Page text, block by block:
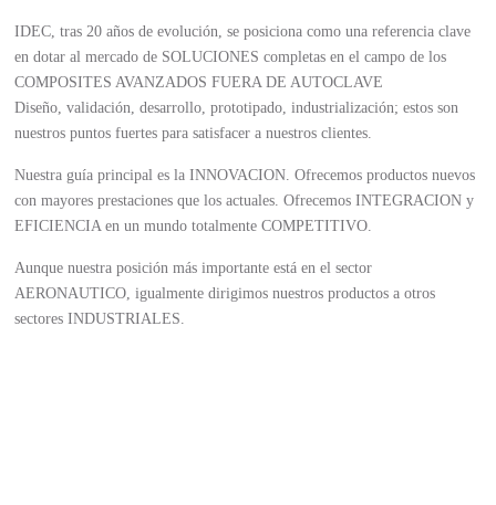
IDEC, tras 20 años de evolución, se posiciona como una referencia clave
en dotar al mercado de SOLUCIONES completas en el campo de los
COMPOSITES AVANZADOS FUERA DE AUTOCLAVE
Diseño, validación, desarrollo, prototipado, industrialización; estos son
nuestros puntos fuertes para satisfacer a nuestros clientes.
Nuestra guía principal es la INNOVACION. Ofrecemos productos nuevos
con mayores prestaciones que los actuales. Ofrecemos INTEGRACION y
EFICIENCIA en un mundo totalmente COMPETITIVO.
Aunque nuestra posición más importante está en el sector
AERONAUTICO, igualmente dirigimos nuestros productos a otros
sectores INDUSTRIALES.